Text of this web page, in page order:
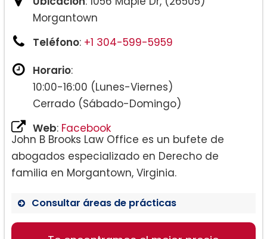
Morgantown
Teléfono: +1 304-599-5959
Horario:
10:00-16:00 (Lunes-Viernes)
Cerrado (Sábado-Domingo)
Web: Facebook
John B Brooks Law Office es un bufete de
abogados especializado en Derecho de
familia en Morgantown, Virginia.
Consultar áreas de prácticas